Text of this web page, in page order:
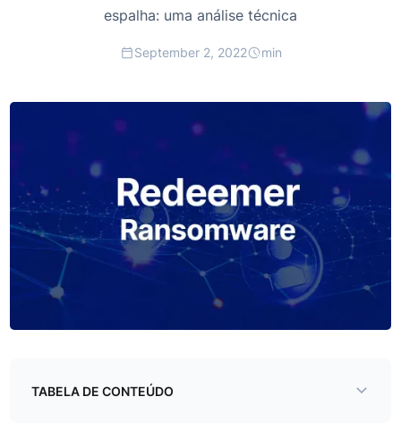
espalha: uma análise técnica
September 2, 2022 min
TABELA DE CONTEÚDO